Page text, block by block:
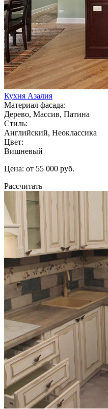
Кухня Азалия
Материал фасада:
Дерево, Массив, Патина
Стиль:
Английский, Неоклассика
Цвет:
Вишневый
Цена: от 55 000 руб.
Рассчитать